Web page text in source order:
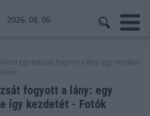
2026. 08. 06.
Közel egy mázsát fogyott a lány: egy rémálom
fogyott a lány: egy
így kezdetét - Fotók